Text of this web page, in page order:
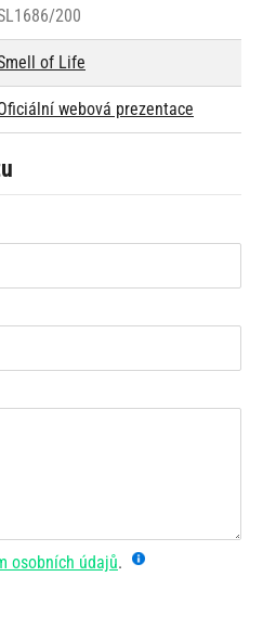
200
of Life
webová prezentace
osobních údajů.